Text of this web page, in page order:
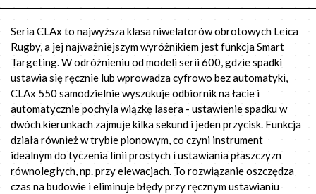
Seria CLAx to najwyższa klasa niwelatorów obrotowych Leica
Rugby, a jej najważniejszym wyróżnikiem jest funkcja Smart
Targeting. W odróżnieniu od modeli serii 600, gdzie spadki
ustawia się ręcznie lub wprowadza cyfrowo bez automatyki,
CLAx 550 samodzielnie wyszukuje odbiornik na łacie i
automatycznie pochyla wiązkę lasera - ustawienie spadku w
dwóch kierunkach zajmuje kilka sekund i jeden przycisk. Funkcja
działa również w trybie pionowym, co czyni instrument
idealnym do tyczenia linii prostych i ustawiania płaszczyzn
równoległych, np. przy elewacjach. To rozwiązanie oszczędza
czas na budowie i eliminuje błędy przy ręcznym ustawianiu